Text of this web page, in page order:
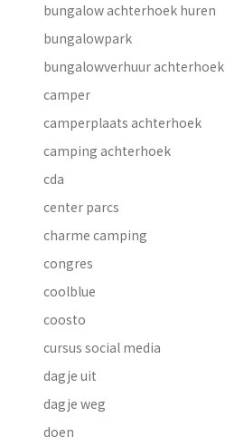
bungalow achterhoek huren
bungalowpark
bungalowverhuur achterhoek
camper
camperplaats achterhoek
camping achterhoek
cda
center parcs
charme camping
congres
coolblue
coosto
cursus social media
dagje uit
dagje weg
doen